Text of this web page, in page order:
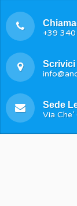
+39
Scrivici
Sede
Via